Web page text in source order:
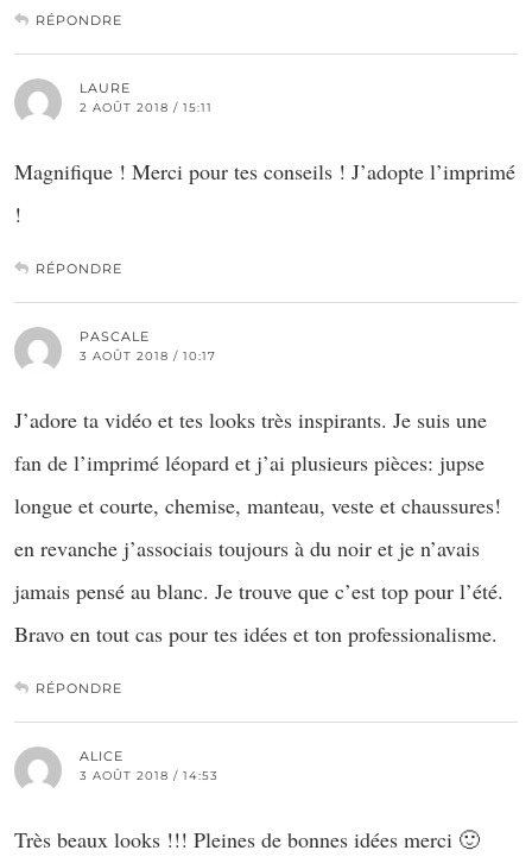
RÉPONDRE
LAURE
2 AOÛT 2018 / 15:11
Magnifique ! Merci pour tes conseils ! J’adopte l’imprimé
!
RÉPONDRE
PASCALE
3 AOÛT 2018 / 10:17
J’adore ta vidéo et tes looks très inspirants. Je suis une
fan de l’imprimé léopard et j’ai plusieurs pièces: jupse
longue et courte, chemise, manteau, veste et chaussures!
en revanche j’associais toujours à du noir et je n’avais
jamais pensé au blanc. Je trouve que c’est top pour l’été.
Bravo en tout cas pour tes idées et ton professionalisme.
RÉPONDRE
ALICE
3 AOÛT 2018 / 14:53
Très beaux looks !!! Pleines de bonnes idées merci 🙂